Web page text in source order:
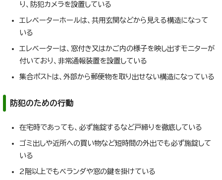
り、防犯カメラを設置している
エレベーターホールは、共用玄関などから見える構造になって
いる
エレベーターは、窓付き又はかご内の様子を映し出すモニターが
付いており、非常通報装置を設置している
集合ポストは、外部から郵便物を取り出せない構造になっている
防犯のための行動
在宅時であっても、必ず施錠するなど戸締りを徹底している
ゴミ出しや近所への買い物など短時間の外出でも必ず施錠して
いる
2階以上でもベランダや窓の鍵を掛けている